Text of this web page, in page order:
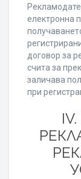
електронна
договор за
счита за
заличава
при